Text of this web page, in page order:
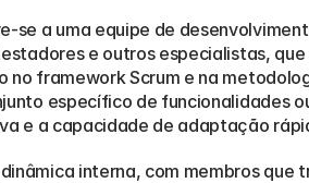
se a uma equipe de
e outros especialistas,
no framework Scrum e na
específico de funcionalidades
e a capacidade de adaptação
interna, com membros